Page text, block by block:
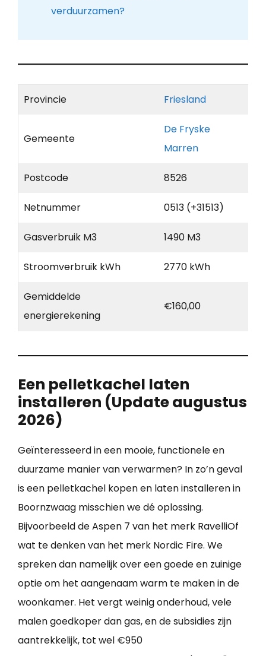
verduurzamen?
Provincie Friesland
Gemeente
De Fryske
Marren
Postcode 8526
Netnummer 0513 (+31513)
Gasverbruik M3 1490 M3
Stroomverbruik kWh 2770 kWh
Gemiddelde
energierekening
€160,00
Een pelletkachel laten
installeren (Update augustus
2026)
Geïnteresseerd in een mooie, functionele en
duurzame manier van verwarmen? In zo’n geval
is een pelletkachel kopen en laten installeren in
Boornzwaag misschien we dé oplossing.
Bijvoorbeeld de Aspen 7 van het merk RavelliOf
wat te denken van het merk Nordic Fire. We
spreken dan namelijk over een goede en zuinige
optie om het aangenaam warm te maken in de
woonkamer. Het vergt weinig onderhoud, vele
malen goedkoper dan gas, en de subsidies zijn
aantrekkelijk, tot wel €950